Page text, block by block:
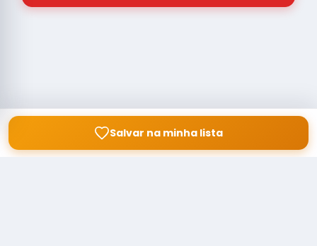
Salvar na minha lista